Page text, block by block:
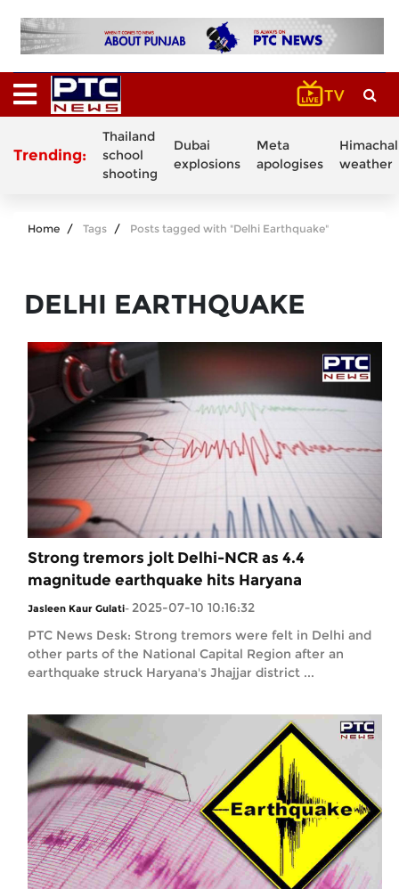
Trending:
Thailand
school
shooting
Dubai
explosions
Meta
apologises
Himachal
weather
Home Tags Posts tagged with "Delhi Earthquake"
DELHI EARTHQUAKE
Strong tremors jolt Delhi-NCR as 4.4
magnitude earthquake hits Haryana
Jasleen Kaur Gulati- 2025-07-10 10:16:32
PTC News Desk: Strong tremors were felt in Delhi and
other parts of the National Capital Region after an
earthquake struck Haryana's Jhajjar district ...